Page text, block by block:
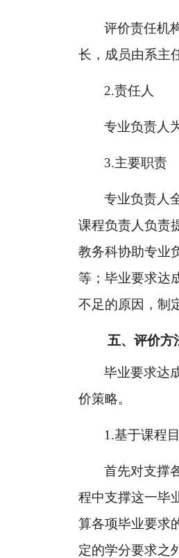
评价责任机
长，成员由系主
2.责任人
专业负责人
3.主要职责
专业负责人
课程负责人负责
教务科协助专业
等；毕业要求达
不足的原因，制
五、评价方
毕业要求达
价策略。
1.基于课程
首先对支撑
程中支撑这一毕
算各项毕业要求
定的学分要求之